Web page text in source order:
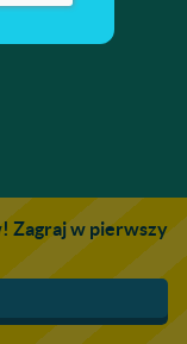
Zagraj w pierwszy